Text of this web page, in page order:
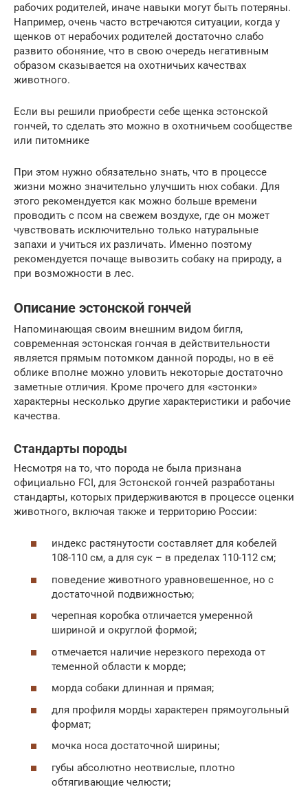
рабочих родителей, иначе навыки могут быть потеряны.
Например, очень часто встречаются ситуации, когда у
щенков от нерабочих родителей достаточно слабо
развито обоняние, что в свою очередь негативным
образом сказывается на охотничьих качествах
животного.
Если вы решили приобрести себе щенка эстонской
гончей, то сделать это можно в охотничьем сообществе
или питомнике
При этом нужно обязательно знать, что в процессе
жизни можно значительно улучшить нюх собаки. Для
этого рекомендуется как можно больше времени
проводить с псом на свежем воздухе, где он может
чувствовать исключительно только натуральные
запахи и учиться их различать. Именно поэтому
рекомендуется почаще вывозить собаку на природу, а
при возможности в лес.
Описание эстонской гончей
Напоминающая своим внешним видом бигля,
современная эстонская гончая в действительности
является прямым потомком данной породы, но в её
облике вполне можно уловить некоторые достаточно
заметные отличия. Кроме прочего для «эстонки»
характерны несколько другие характеристики и рабочие
качества.
Стандарты породы
Несмотря на то, что порода не была признана
официально FCI, для Эстонской гончей разработаны
стандарты, которых придерживаются в процессе оценки
животного, включая также и территорию России:
индекс растянутости составляет для кобелей
108-110 см, а для сук – в пределах 110-112 см;
поведение животного уравновешенное, но с
достаточной подвижностью;
черепная коробка отличается умеренной
шириной и округлой формой;
отмечается наличие нерезкого перехода от
теменной области к морде;
морда собаки длинная и прямая;
для профиля морды характерен прямоугольный
формат;
мочка носа достаточной ширины;
губы абсолютно неотвислые, плотно
обтягивающие челюсти;